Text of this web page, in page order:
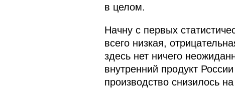
в целом.
Начну с первых
всего низкая,
здесь нет ничего
внутренний продукт
производство снизилось